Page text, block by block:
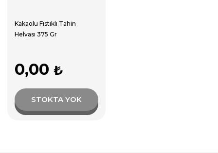
Kakaolu Fıstıklı Tahin
Helvası 375 Gr
0,00 ₺
STOKTA YOK